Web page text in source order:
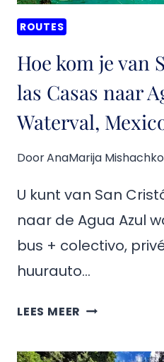
ROUTES
Hoe kom je van
las Casas naar
Waterval,
DoorAnaMarija
U kunt van San
naar de Agua Azul
bus + colectivo,
huurauto…
LEES MEER HOE